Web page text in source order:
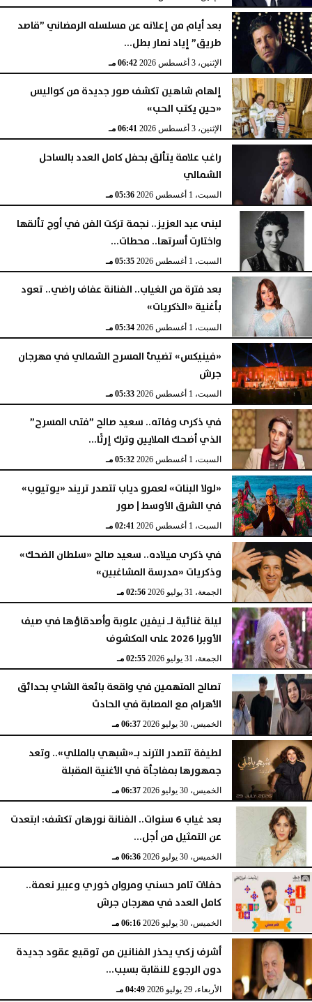
بعد أيام من إعلانه عن مسلسله الرمضاني ”قاصد
طريق” إياد نصار بطل...
الإثنين، 3 أغسطس 2026 06:42 مـ
إلهام شاهين تكشف صور جديدة من كواليس
«حين يكتب الحب»
الإثنين، 3 أغسطس 2026 06:41 مـ
راغب علامة يتألق بحفل كامل العدد بالساحل
الشمالي
السبت، 1 أغسطس 2026 05:36 مـ
لبنى عبد العزيز.. نجمة تركت الفن في أوج تألقها
واختارت أسرتها.. محطات...
السبت، 1 أغسطس 2026 05:35 مـ
بعد فترة من الغياب.. الفنانة عفاف راضي.. تعود
بأغنية «الذكريات»
السبت، 1 أغسطس 2026 05:34 مـ
«فينيكس» تضيئ المسرح الشمالي في مهرجان
جرش
السبت، 1 أغسطس 2026 05:33 مـ
في ذكرى وفاته.. سعيد صالح ”فتى المسرح”
الذي أضحك الملايين وترك إرثًا...
السبت، 1 أغسطس 2026 05:32 مـ
«لولا البنات» لعمرو دياب تتصدر تريند «يوتيوب»
في الشرق الأوسط | صور
السبت، 1 أغسطس 2026 02:41 مـ
في ذكرى ميلاده.. سعيد صالح «سلطان الضحك»
وذكريات «مدرسة المشاغبين»
الجمعة، 31 يوليو 2026 02:56 مـ
ليلة غنائية لـ نيفين علوبة وأصدقاؤها في صيف
الأوبرا 2026 على المكشوف
الجمعة، 31 يوليو 2026 02:55 مـ
تصالح المتهمين في واقعة بائعة الشاي بحدائق
الأهرام مع المصابة في الحادث
الخميس، 30 يوليو 2026 06:37 مـ
لطيفة تتصدر الترند بـ«شبهي بالمللي».. وتعد
جمهورها بمفاجأة في الأغنية المقبلة
الخميس، 30 يوليو 2026 06:37 مـ
بعد غياب 6 سنوات.. الفنانة نورهان تكشف: ابتعدت
عن التمثيل من أجل...
الخميس، 30 يوليو 2026 06:36 مـ
حفلات تامر حسني ومروان خوري وعبير نعمة..
كامل العدد في مهرجان جرش
الخميس، 30 يوليو 2026 06:16 مـ
أشرف زكي يحذر الفنانين من توقيع عقود جديدة
دون الرجوع للنقابة بسبب...
الأربعاء، 29 يوليو 2026 04:49 مـ